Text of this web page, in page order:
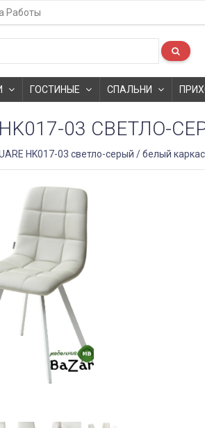
Работы
ГОСТИНЫЕ СПАЛЬНИ
HK017-03 СВЕТЛО-
HK017-03 светло-серый / белый каркас